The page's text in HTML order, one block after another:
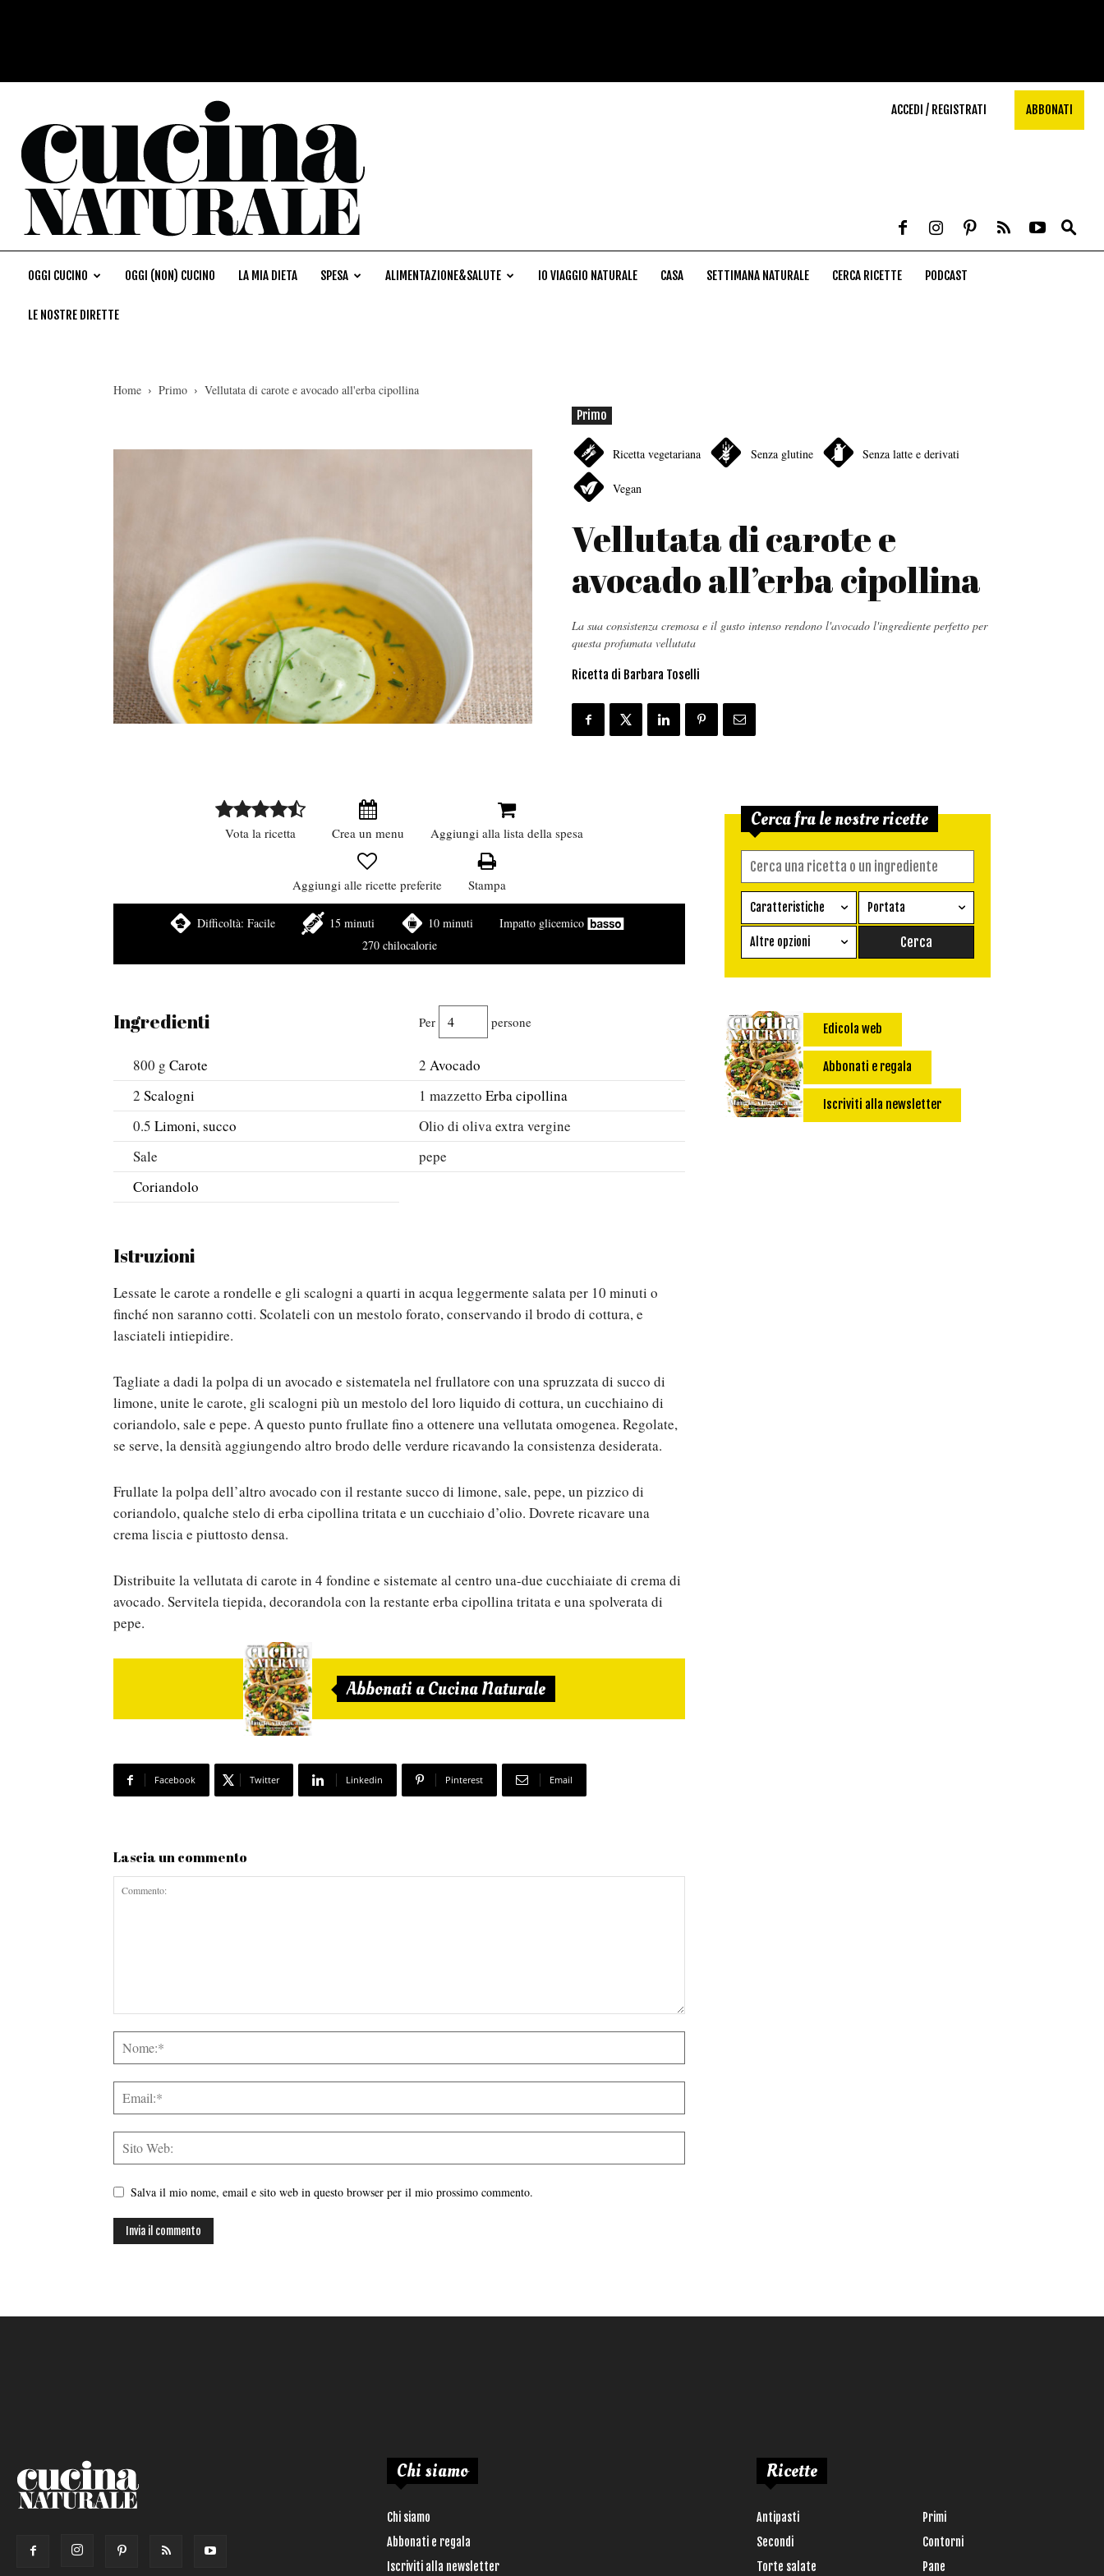
ACCEDI / REGISTRATI ABBONATI
OGGI CUCINO OGGI (NON) CUCINO LA MIA DIETA SPESA ALIMENTAZIONE&SALUTE IO VIAGGIO NATURALE CASA SETTIMANA NATURALE CERCA RICETTE PODCAST
LE NOSTRE DIRETTE
Home Primo
Vellutata di carote e avocado all'erba cipollina
Primo
Ricetta vegetariana Senza glutine Senza latte e derivati
Vegan
Vellutata di carote e
avocado all’erba cipollina
La sua consistenza cremosa e il gusto intenso rendono l'avocado l'ingrediente perfetto per
questa profumata vellutata
Ricetta di Barbara Toselli
Vota la ricetta Crea un menu Aggiungi alla lista della spesa
Aggiungi alle ricette preferite Stampa
Difficoltà: Facile 15 minuti 10 minuti
Impatto glicemico
270 chilocalorie
Ingredienti Per persone
800 g Carote 2 Avocado
2 Scalogni 1 mazzetto Erba cipollina
0.5 Limoni, succo
Olio di oliva extra vergine
Sale
pepe
Coriandolo
Istruzioni
Lessate le carote a rondelle e gli scalogni a quarti in acqua leggermente salata per 10 minuti o
finché non saranno cotti. Scolateli con un mestolo forato, conservando il brodo di cottura, e
lasciateli intiepidire.
Tagliate a dadi la polpa di un avocado e sistematela nel frullatore con una spruzzata di succo di
limone, unite le carote, gli scalogni più un mestolo del loro liquido di cottura, un cucchiaino di
coriandolo, sale e pepe. A questo punto frullate fino a ottenere una vellutata omogenea. Regolate,
se serve, la densità aggiungendo altro brodo delle verdure ricavando la consistenza desiderata.
Frullate la polpa dell’altro avocado con il restante succo di limone, sale, pepe, un pizzico di
coriandolo, qualche stelo di erba cipollina tritata e un cucchiaio d’olio. Dovrete ricavare una
crema liscia e piuttosto densa.
Distribuite la vellutata di carote in 4 fondine e sistemate al centro una-due cucchiaiate di crema di
avocado. Servitela tiepida, decorandola con la restante erba cipollina tritata e una spolverata di
pepe.
Abbonati a Cucina Naturale
Facebook Twitter Linkedin Pinterest Email
Lascia un commento
Salva il mio nome, email e sito web in questo browser per il mio prossimo commento.
Cerca fra le nostre ricette
Caratteristiche
Ricetta vegetariana
Senza glutine
senza uova
Vegan
Portata
Antipasto
Conserva
Dessert
Pane
Salsa
Secondo
Altre opzioni
Impatto Glicemico:
Calorie max (kcal):
Edicola web
Abbonati e regala
Iscriviti alla newsletter
Chi siamo
Chi siamo
Abbonati e regala
Iscriviti alla newsletter
Ricette
Antipasti
Primi
Secondi
Contorni
Torte salate
Pane